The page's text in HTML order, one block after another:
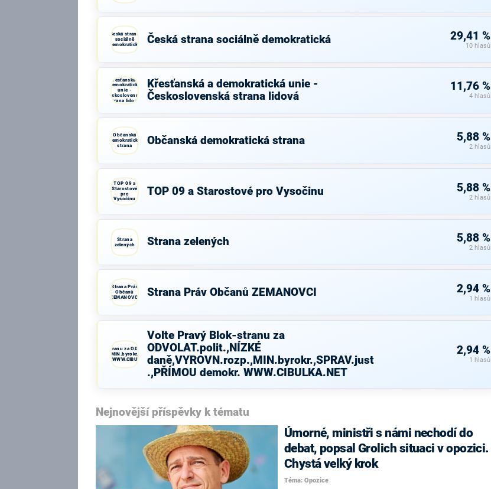
Česká strana
sociálně
demokratická
Česká strana sociálně demokratická 29,41 %
10 hlasů
Křesťanská a
demokratická
unie -
Československá
strana lidová
Křesťanská a demokratická unie -
Československá strana lidová
11,76 %
4 hlasů
Občanská
demokratická
strana
Občanská demokratická strana 5,88 %
2 hlasů
TOP 09 a
Starostové
pro
Vysočinu
TOP 09 a Starostové pro Vysočinu 5,88 %
2 hlasů
Strana
zelených
Strana zelených 5,88 %
2 hlasů
Strana Práv
Občanů
ZEMANOVCI
Strana Práv Občanů ZEMANOVCI 2,94 %
1 hlasů
Volte Pravý Blok-stranu za ODVOLAT.polit.,NÍZKÉ
daně,VYROVN.rozp.,MIN.byrokr.,SPRAV.just.,PŘÍMOU
demokr. WWW.CIBULKA.NET
Volte Pravý Blok-stranu za
ODVOLAT.polit.,NÍZKÉ
daně,VYROVN.rozp.,MIN.byrokr.,SPRAV.just
.,PŘÍMOU demokr. WWW.CIBULKA.NET
2,94 %
1 hlasů
Nejnovější příspěvky k tématu
Úmorné, ministři s námi nechodí do
debat, popsal Grolich situaci v opozici.
Chystá velký krok
Téma: Opozice